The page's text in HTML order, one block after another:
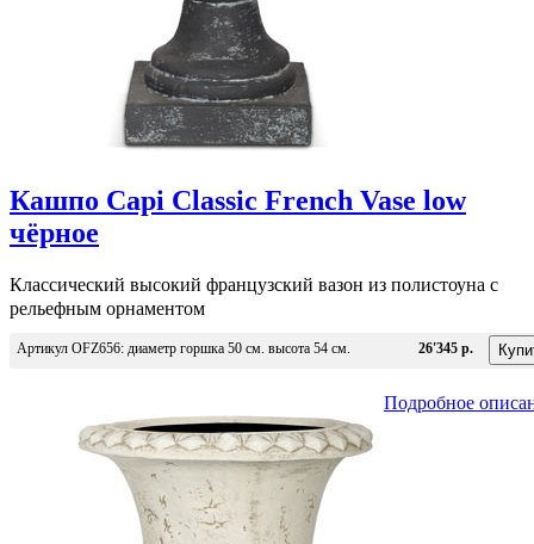
Кашпо Capi Classic French Vase low
чёрное
Классический высокий французский вазон из полистоуна с
рельефным орнаментом
Артикул OFZ656: диаметр горшка 50 см. высота 54 см. 26'345 р.
Подробное